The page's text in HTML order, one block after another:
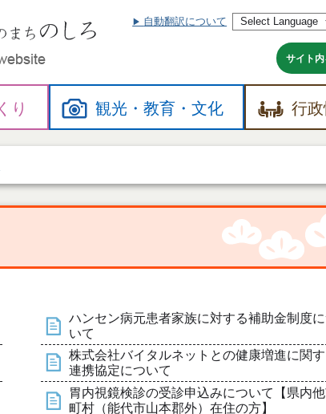
自動翻訳について
サイト
り 観光・教育・文化 行
ハンセン病元患者家族に対する補助金制度
いて
株式会社バイタルネットとの健康増進に関
連携協定について
胃内視鏡検診の受診申込みについて【県内
町村（能代市山本郡外）在住の方】